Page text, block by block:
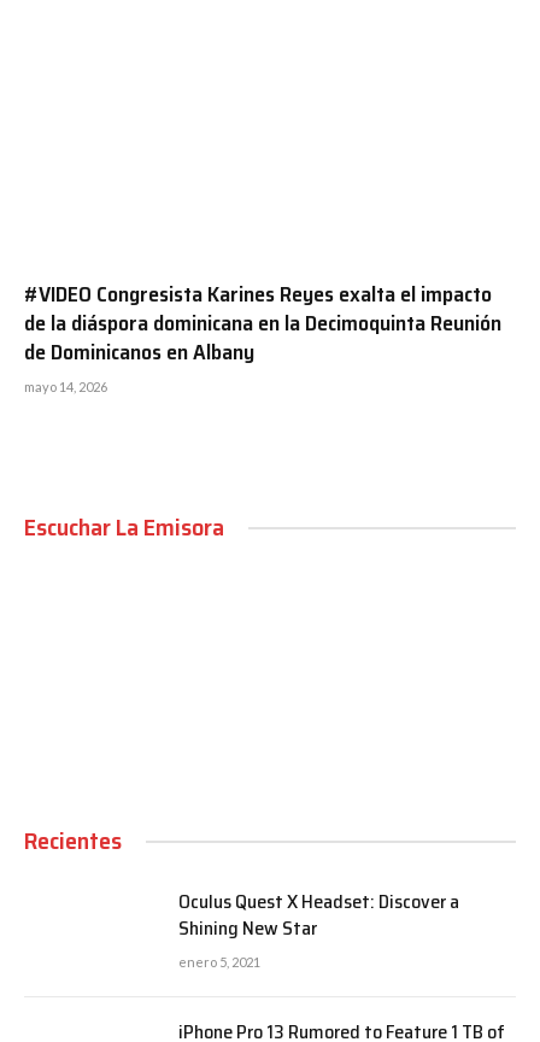
#VIDEO Congresista Karines Reyes exalta el impacto
de la diáspora dominicana en la Decimoquinta Reunión
de Dominicanos en Albany
mayo 14, 2026
Escuchar La Emisora
Recientes
Oculus Quest X Headset: Discover a
Shining New Star
enero 5, 2021
iPhone Pro 13 Rumored to Feature 1 TB of